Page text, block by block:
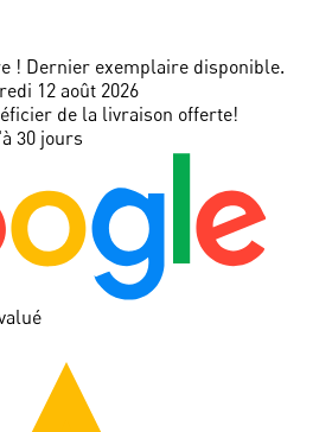
! Dernier exemplaire disponible.
12 août 2026
de la livraison offerte!
30 jours